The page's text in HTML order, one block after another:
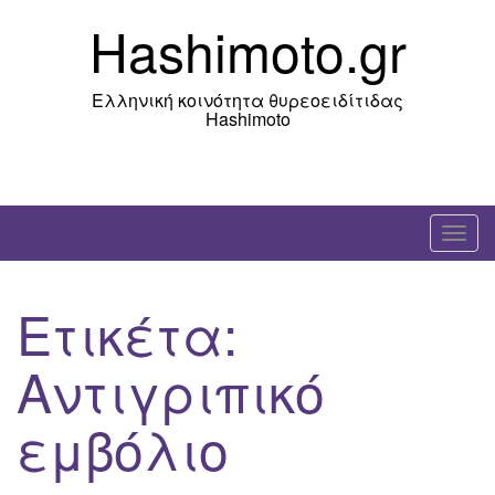
Hashimoto.gr
Ελληνική κοινότητα θυρεοειδίτιδας
Hashimoto
T
o
Ετικέτα:
Αντιγριπικό
εμβόλιο